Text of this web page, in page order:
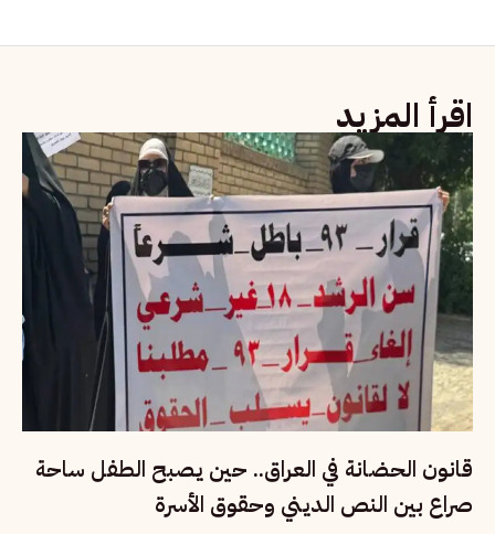
اقرأ المزيد
قانون الحضانة في العراق.. حين يصبح الطفل ساحة
صراع بين النص الديني وحقوق الأسرة